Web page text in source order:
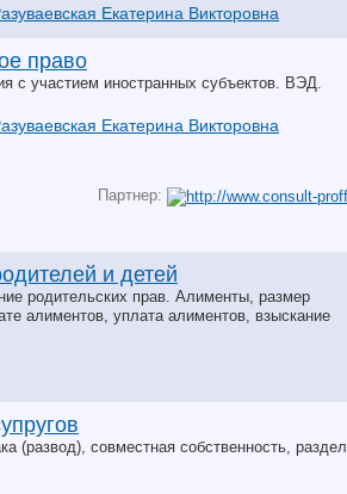
Екатерина Викторовна
право
с участием иностранных субъектов. ВЭД.
Екатерина Викторовна
Партнер:
и детей
родительских прав. Алименты, размер
алиментов, уплата алиментов, взыскание
(развод), совместная собственность, раздел